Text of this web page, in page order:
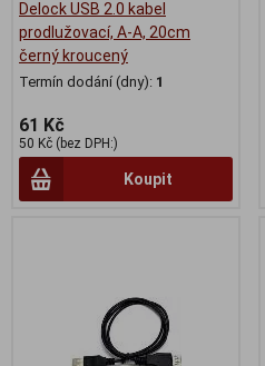
Delock USB 2.0 kabel
prodlužovací, A-A, 20cm
černý kroucený
Termín dodání (dny): 1
61 Kč
50 Kč (bez DPH:)
Koupit